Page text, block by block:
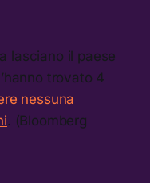
lasciano il paese
trovato 4
nessuna
. (Bloomberg